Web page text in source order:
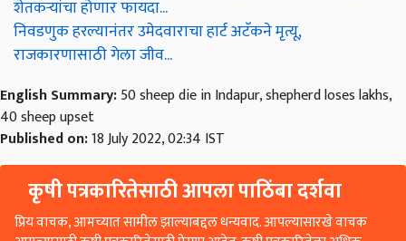
शेतकऱ्यांचा होणार फायदा...
निवडणुक हरल्यानंतर उमेदवाराचा हार्ट अटॅकने मृत्यू,
राजकारणासाठी गेला जीव...
English Summary:50 sheep die in Indapur, shepherd loses lakhs,
40 sheep upset
Published on:18 July 2022, 02:34 IST
कृषी पत्रकारितेसाठी आपला पाठिंबा दर्शवा
प्रिय वाचक, आमच्यात सामील झाल्याबद्दल धन्यवाद. आपल्यासारखे वाचक